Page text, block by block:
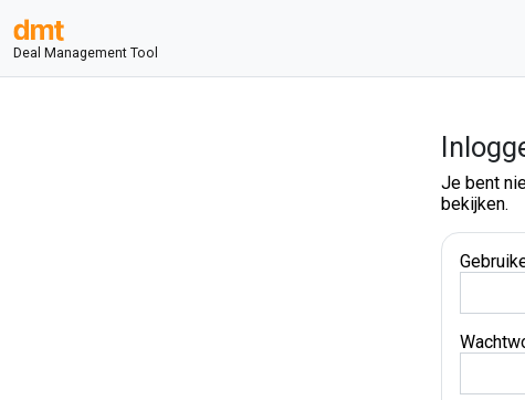
Deal Management Tool
Je bent
bekijken.